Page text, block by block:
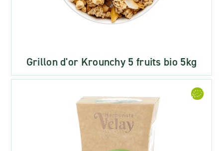
Grillon d'or Krounchy 5 fruits bio 5kg